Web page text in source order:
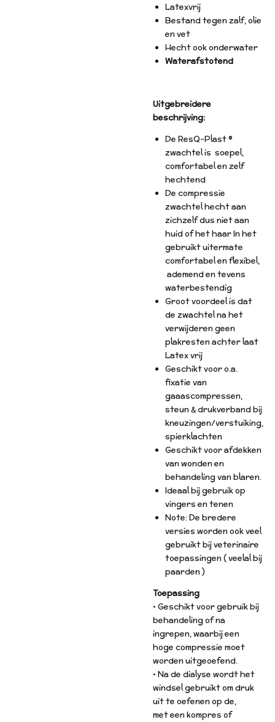
Latexvrij
Bestand tegen zalf, olie
en vet
Hecht ook onderwater
Waterafstotend
Uitgebreidere
beschrijving:
De ResQ-Plast ®
zwachtel is soepel,
comfortabel en zelf
hechtend
De compressie
zwachtel hecht aan
zichzelf dus niet aan
huid of het haar In het
gebruikt uitermate
comfortabel en flexibel,
ademend en tevens
waterbestendig
Groot voordeel is dat
de zwachtel na het
verwijderen geen
plakresten achter laat
Latex vrij
Geschikt voor o.a.
fixatie van
gaaascompressen,
steun & drukverband bij
kneuzingen/verstuiking,
spierklachten
Geschikt voor afdekken
van wonden en
behandeling van blaren.
Ideaal bij gebruik op
vingers en tenen
Note: De bredere
versies worden ook veel
gebruikt bij veterinaire
toepassingen ( veelal bij
paarden )
Toepassing
• Geschikt voor gebruik bij
behandeling of na
ingrepen, waarbij een
hoge compressie moet
worden uitgeoefend.
• Na de dialyse wordt het
windsel gebruikt om druk
uit te oefenen op de,
met een kompres of